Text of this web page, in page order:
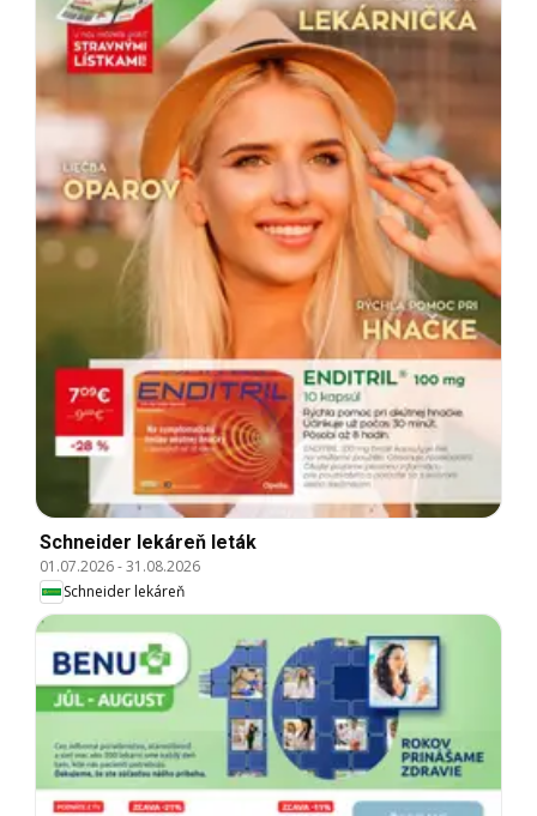
Schneider lekáreň leták
01.07.2026-31.08.2026
Schneider lekáreň